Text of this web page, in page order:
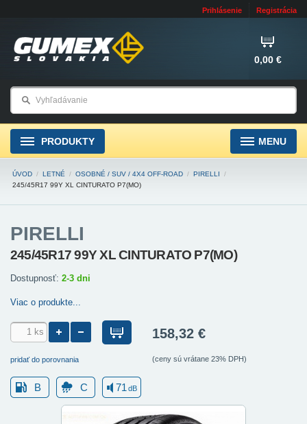
Prihlásenie Registrácia
0,00 €
PRODUKTY MENU
ÚVOD / LETNÉ / OSOBNÉ / SUV / 4X4 OFF-ROAD / PIRELLI
/
245/45R17 99Y XL CINTURATO P7(MO)
PIRELLI
245/45R17 99Y XL CINTURATO P7(MO)
Dostupnosť: 2-3 dni
Viac o produkte...
pridať do porovnania
158,32 €
(ceny sú vrátane 23% DPH)
B C 71dB